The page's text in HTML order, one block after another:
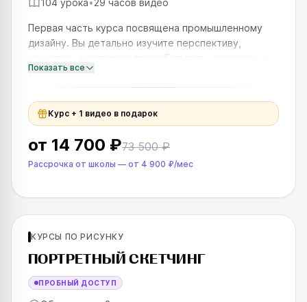
104 урока•29 часов видео
Первая часть курса посвящена промышленному
дизайну. Вы детально изучите перспективу,
научитесь мастерски прорабатывать светотень и
освоите пластику неорганических форм. Особое
внимание будет уделено а
Показать все
Курс + 1 видео в подарок
от 14 700 ₽73 500 ₽
Рассрочка от школы — от 4 900 ₽/мес
SKILLS UP
КУРСЫ ПО РИСУНКУ
ПОРТРЕТНЫЙ СКЕТЧИНГ
ПРОБНЫЙ ДОСТУП